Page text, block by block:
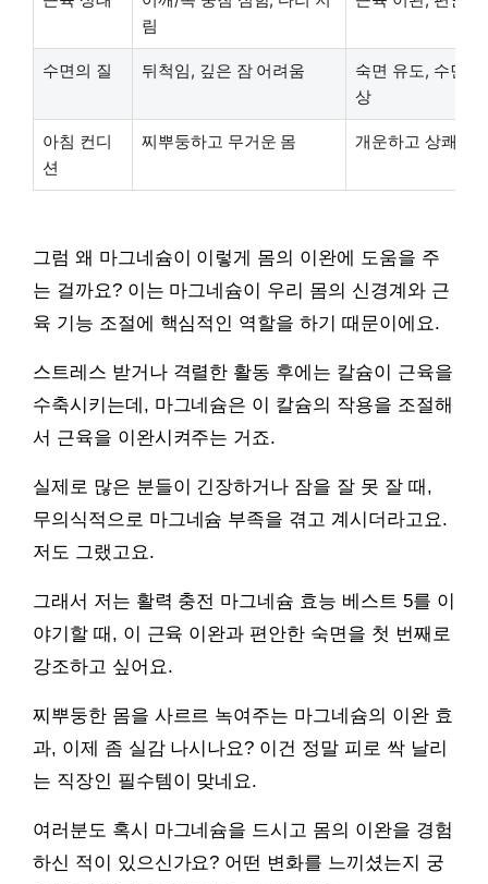
림
수면의 질 뒤척임, 깊은 잠 어려움
숙면 유도, 수면
상
아침 컨디
션
찌뿌둥하고 무거운 몸 개운하고 상쾌한
그럼 왜 마그네슘이 이렇게 몸의 이완에 도움을 주
는 걸까요? 이는 마그네슘이 우리 몸의 신경계와 근
육 기능 조절에 핵심적인 역할을 하기 때문이에요.
스트레스 받거나 격렬한 활동 후에는 칼슘이 근육을
수축시키는데, 마그네슘은 이 칼슘의 작용을 조절해
서 근육을 이완시켜주는 거죠.
실제로 많은 분들이 긴장하거나 잠을 잘 못 잘 때,
무의식적으로 마그네슘 부족을 겪고 계시더라고요.
저도 그랬고요.
그래서 저는 활력 충전 마그네슘 효능 베스트 5를 이
야기할 때, 이 근육 이완과 편안한 숙면을 첫 번째로
강조하고 싶어요.
찌뿌둥한 몸을 사르르 녹여주는 마그네슘의 이완 효
과, 이제 좀 실감 나시나요? 이건 정말 피로 싹 날리
는 직장인 필수템이 맞네요.
여러분도 혹시 마그네슘을 드시고 몸의 이완을 경험
하신 적이 있으신가요? 어떤 변화를 느끼셨는지 궁